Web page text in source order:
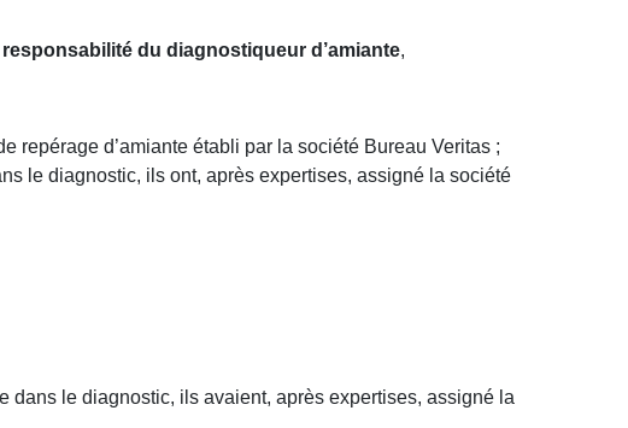
responsabilité du diagnostiqueur d’amiante,
d’amiante établi par la société Bureau Veritas ;
le diagnostic, ils ont, après expertises, assigné la société
dans le diagnostic, ils avaient, après expertises, assigné la